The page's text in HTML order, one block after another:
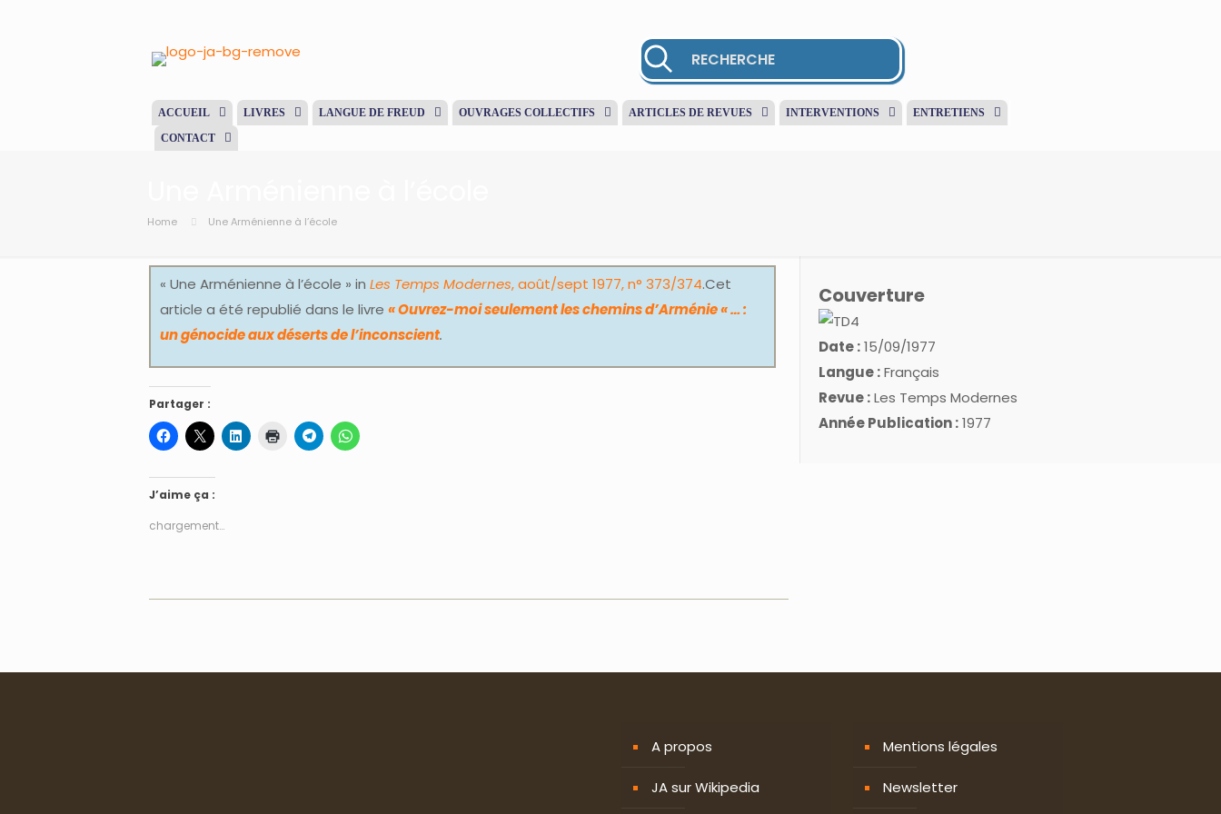
ACCUEIL LIVRES LANGUE DE FREUD OUVRAGES COLLECTIFS ARTICLES DE REVUES INTERVENTIONS
ENTRETIENS
CONTACT
Home Une Arménienne à l’école
« Une Arménienne à l’école » in Les Temps Modernes, août/sept 1977, n° 373/374.Cet
article a été republié dans le livre « Ouvrez-moi seulement les chemins d’Arménie « … :
un génocide aux déserts de l’inconscient.
Partager :
J’aime ça :
chargement…
Couverture
Date :15/09/1977
Langue :Français
Revue :Les Temps Modernes
Année Publication :1977
A propos
JA sur Wikipedia
Mentions légales
Newsletter